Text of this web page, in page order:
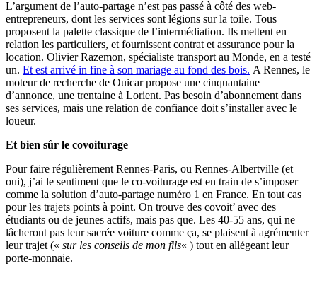
L’argument de l’auto-partage n’est pas passé à côté des web-
entrepreneurs, dont les services sont légions sur la toile. Tous
proposent la palette classique de l’intermédiation. Ils mettent en
relation les particuliers, et fournissent contrat et assurance pour la
location. Olivier Razemon, spécialiste transport au Monde, en a testé
un. Et est arrivé in fine à son mariage au fond des bois. A Rennes, le
moteur de recherche de Ouicar propose une cinquantaine
d’annonce, une trentaine à Lorient. Pas besoin d’abonnement dans
ses services, mais une relation de confiance doit s’installer avec le
loueur.
Et bien sûr le covoiturage
Pour faire régulièrement Rennes-Paris, ou Rennes-Albertville (et
oui), j’ai le sentiment que le co-voiturage est en train de s’imposer
comme la solution d’auto-partage numéro 1 en France. En tout cas
pour les trajets points à point. On trouve des covoit’ avec des
étudiants ou de jeunes actifs, mais pas que. Les 40-55 ans, qui ne
lâcheront pas leur sacrée voiture comme ça, se plaisent à agrémenter
leur trajet (« sur les conseils de mon fils« ) tout en allégeant leur
porte-monnaie.